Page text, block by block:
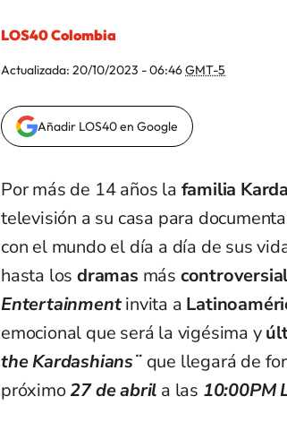
LOS40 Colombia
Actualizada: 20/10/2023 - 06:46GMT-5
Añadir LOS40 en Google
Por más de 14 años la familia
televisión a su casa para
con el mundo el día a día de sus
hasta losdramas más
Entertainment invita a
emocional que será la vigésima y
the Kardashians¨ que llegará de
próximo27 de abril a las 10:00PM